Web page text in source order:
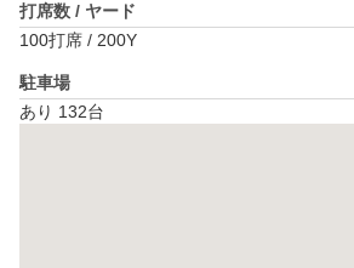
打席数 / ヤード
100打席 / 200Y
駐車場
あり 132台